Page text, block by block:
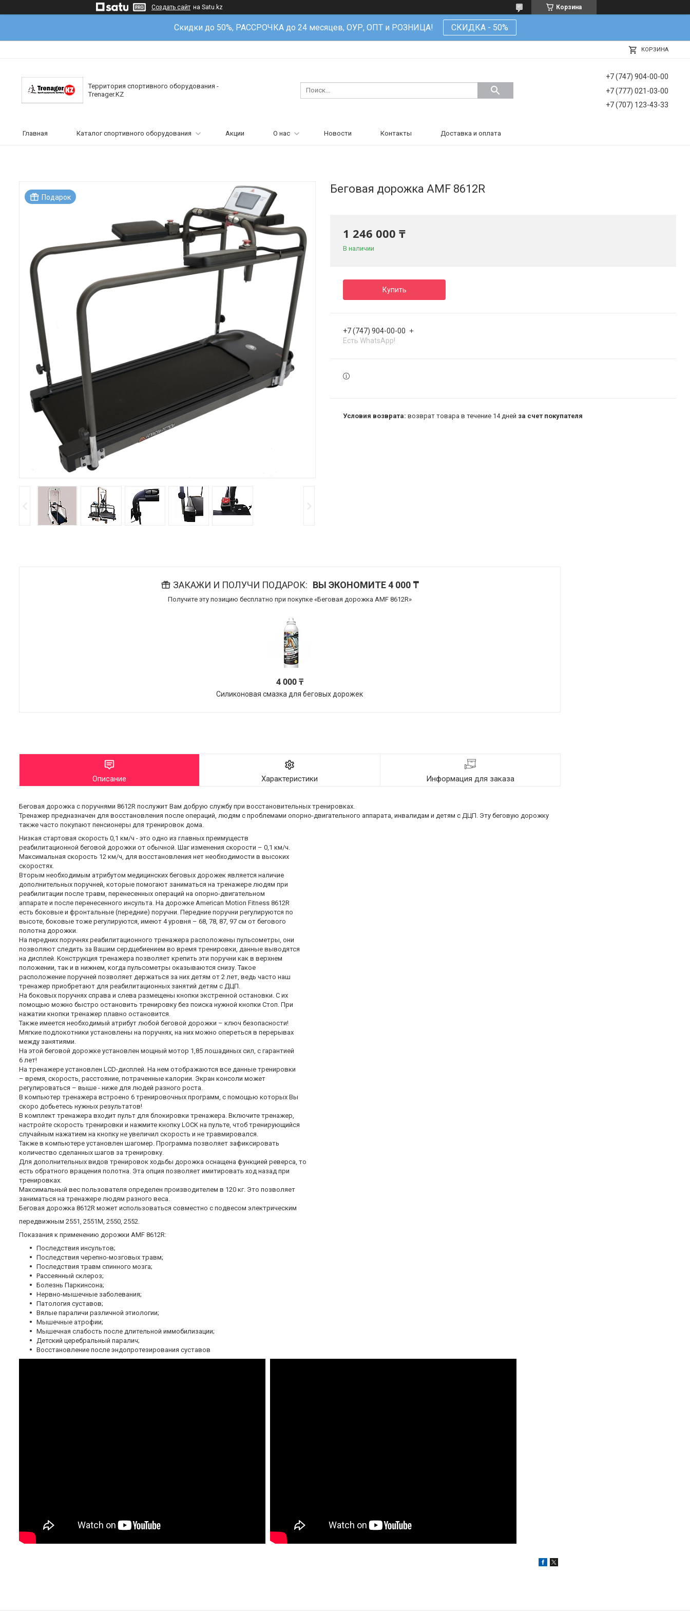
Создать сайт на Satu.kz Корзина
Скидки до 50%, РАССРОЧКА до 24 месяцев, ОУР, ОПТ и РОЗНИЦА! СКИДКА - 50%
КОРЗИНА
Территория спортивного оборудования -
Trenager.KZ
+7 (747) 904-00-00
+7 (777) 021-03-00
+7 (707) 123-43-33
Главная Каталог спортивного оборудования Акции О нас Новости Контакты Доставка и оплата
Подарок
Беговая дорожка AMF 8612R
1 246 000 ₸
В наличии
Купить
+7 (747) 904-00-00
Есть WhatsApp!
возврат товара в течение 14 дней за счет покупателя
ЗАКАЖИ И ПОЛУЧИ ПОДАРОК ВЫ ЭКОНОМИТЕ 4 000 ₸
Получите эту позицию бесплатно при покупке «Беговая дорожка AMF 8612R»
4 000 ₸
Силиконовая смазка для беговых дорожек
Описание Характеристики Информация для заказа
Беговая дорожка с поручнями 8612R послужит Вам добрую службу при восстановительных тренировках.
Тренажер предназначен для восстановления после операций, людям с проблемами опорно-двигательного аппарата, инвалидам и детям с ДЦП. Эту беговую дорожку
также часто покупают пенсионеры для тренировок дома.
Низкая стартовая скорость 0,1 км/ч - это одно из главных преимуществ
реабилитационной беговой дорожки от обычной. Шаг изменения скорости – 0,1 км/ч.
Максимальная скорость 12 км/ч, для восстановления нет необходимости в высоких
скоростях.
Вторым необходимым атрибутом медицинских беговых дорожек является наличие
дополнительных поручней, которые помогают заниматься на тренажере людям при
реабилитации после травм, перенесенных операций на опорно-двигательном
аппарате и после перенесенного инсульта. На дорожке American Motion Fitness 8612R
есть боковые и фронтальные (передние) поручни. Передние поручни регулируются по
высоте, боковые тоже регулируются, имеют 4 уровня – 68, 78, 87, 97 см от бегового
полотна дорожки.
На передних поручнях реабилитационного тренажера расположены пульсометры, они
позволяют следить за Вашим сердцебиением во время тренировки, данные выводятся
на дисплей. Конструкция тренажера позволяет крепить эти поручни как в верхнем
положении, так и в нижнем, когда пульсометры оказываются снизу. Такое
расположение поручней позволяет держаться за них детям от 2 лет, ведь часто наш
тренажер приобретают для реабилитационных занятий детям с ДЦП.
На боковых поручнях справа и слева размещены кнопки экстренной остановки. С их
помощью можно быстро остановить тренировку без поиска нужной кнопки Стоп. При
нажатии кнопки тренажер плавно остановится.
Также имеется необходимый атрибут любой беговой дорожки – ключ безопасности!
Мягкие подлокотники установлены на поручнях, на них можно опереться в перерывах
между занятиями.
На этой беговой дорожке установлен мощный мотор 1,85 лошадиных сил, с гарантией
6 лет!
На тренажере установлен LCD-дисплей. На нем отображаются все данные тренировки
– время, скорость, расстояние, потраченные калории. Экран консоли может
регулироваться – выше - ниже для людей разного роста.
В компьютер тренажера встроено 6 тренировочных программ, с помощью которых Вы
скоро добьетесь нужных результатов!
В комплект тренажера входит пульт для блокировки тренажера. Включите тренажер,
настройте скорость тренировки и нажмите кнопку LOCK на пульте, чтоб тренирующийся
случайным нажатием на кнопку не увеличил скорость и не травмировался.
Также в компьютере установлен шагомер. Программа позволяет зафиксировать
количество сделанных шагов за тренировку.
Для дополнительных видов тренировок ходьбы дорожка оснащена функцией реверса, то
есть обратного вращения полотна. Эта опция позволяет имитировать ход назад при
тренировках.
Максимальный вес пользователя определен производителем в 120 кг. Это позволяет
заниматься на тренажере людям разного веса.
Беговая дорожка 8612R может использоваться совместно с подвесом электрическим
передвижным 2551, 2551М, 2550, 2552.
Показания к применению дорожки AMF 8612R:
Последствия инсультов;
Последствия черепно-мозговых травм;
Последствия травм спинного мозга;
Рассеянный склероз;
Болезнь Паркинсона;
Нервно-мышечные заболевания;
Патология суставов;
Вялые параличи различной этиологии;
Мышечные атрофии;
Мышечная слабость после длительной иммобилизации;
Детский церебральный паралич;
Восстановление после эндопротезирования суставов